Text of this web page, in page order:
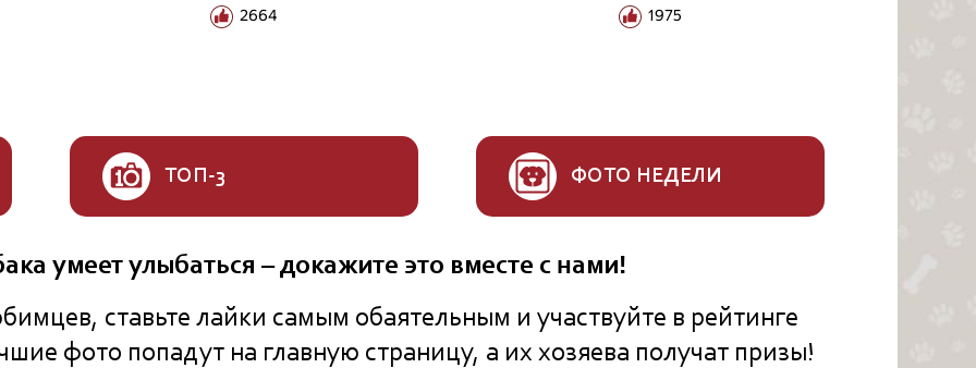
2664 1975
ТОП-3 ФОТО НЕДЕЛИ
умеет улыбаться – докажите это вместе с нами!
ставьте лайки самым обаятельным и участвуйте в рейтинге
фото попадут на главную страницу, а их хозяева получат призы!